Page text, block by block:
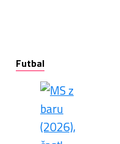
Futbal